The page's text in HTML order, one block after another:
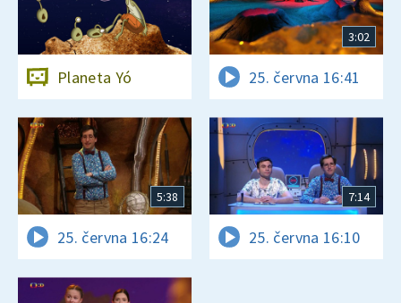
Planeta Yó
3:02
25. června 16:41
5:38
25. června 16:24
7:14
25. června 16:10